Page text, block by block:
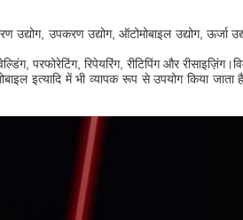
उपकरण उद्योग, ऑटोमोबाइल उद्योग, ऊर्जा
परफोरेटिंग, रिपेयरिंग, रीटिपिंग और
इत्यादि में भी व्यापक रूप से उपयोग किया